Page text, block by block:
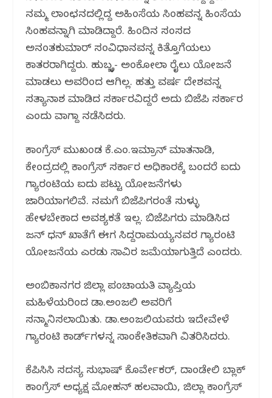
ನಮ್ಮ ಲಾಂಛನದಲ್ಲಿದ್ದ ಅಹಿಂಸೆಯ ಸಿಂಹವನ್ನ ಹಿಂಸೆಯ
ಸಿಂಹವನ್ನಾಗಿ ಮಾಡಿದ್ದಾರೆ. ಹಿಂದಿನ ಸಂಸದ
ಅನಂತಕುಮಾರ್ ಸಂವಿಧಾನವನ್ನ ಕಿತ್ತೊಗೆಯಲು
ಕಾತರರಾಗಿದ್ದರು. ಹುಬ್ಬಳ್ಳಿ- ಅಂಕೋಲಾ ರೈಲು ಯೋಜನೆ
ಮಾಡಲು ಅವರಿಂದ ಆಗಿಲ್ಲ. ಹತ್ತು ವರ್ಷ ದೇಶವನ್ನ
ಸತ್ಯಾನಾಶ ಮಾಡಿದ ಸರ್ಕಾರವಿದ್ದರೆ ಅದು ಬಿಜೆಪಿ ಸರ್ಕಾರ
ಎಂದು ವಾಗ್ದಾಳಿ ನಡೆಸಿದರು.
ಕಾಂಗ್ರೆಸ್ ಮುಖಂಡ ಕೆ.ಎಂ.ಇಮ್ರಾನ್ ಮಾತನಾಡಿ,
ಕೇಂದ್ರದಲ್ಲಿ ಕಾಂಗ್ರೆಸ್ ಸರ್ಕಾರ ಅಧಿಕಾರಕ್ಕೆ ಬಂದರೆ ಐದು
ಗ್ಯಾರಂಟಿಯ ಐದು ಪಟ್ಟು ಯೋಜನೆಗಳು
ಜಾರಿಯಾಗಲಿವೆ. ನಮಗೆ ಬಿಜೆಪಿಗರಂತೆ ಸುಳ್ಳು
ಹೇಳಬೇಕಾದ ಅವಶ್ಯಕತೆ ಇಲ್ಲ. ಬಿಜೆಪಿಗರು ಮಾಡಿಸಿದ
ಜನ್ ಧನ್ ಖಾತೆಗೆ ಈಗ ಸಿದ್ದರಾಮಯ್ಯನವರ ಗ್ಯಾರಂಟಿ
ಯೋಜನೆಯ ಎರಡು ಸಾವಿರ ಜಮೆಯಾಗುತ್ತಿದೆ ಎಂದರು.
ಅಂಬಿಕಾನಗರ ಜಿಲ್ಲಾ ಪಂಚಾಯತಿ ವ್ಯಾಪ್ತಿಯ
ಮಹಿಳೆಯರಿಂದ ಡಾ.ಅಂಜಲಿ ಅವರಿಗೆ
ಸನ್ಮಾನಿಸಲಾಯಿತು. ಡಾ.ಅಂಜಲಿಯವರು ಇದೇವೇಳೆ
ಗ್ಯಾರಂಟಿ ಕಾರ್ಡ್‌ಗಳನ್ನ ಸಾಂಕೇತಿಕವಾಗಿ ವಿತರಿಸಿದರು.
ಕೆಪಿಸಿಸಿ ಸದಸ್ಯ ಸುಭಾಷ್ ಕೊರ್ವೇಕರ್, ದಾಂಡೇಲಿ ಬ್ಲಾಕ್
ಕಾಂಗ್ರೆಸ್ ಅಧ್ಯಕ್ಷ ಮೋಹನ್ ಹಲವಾಯಿ, ಜಿಲ್ಲಾ ಕಾಂಗ್ರೆಸ್